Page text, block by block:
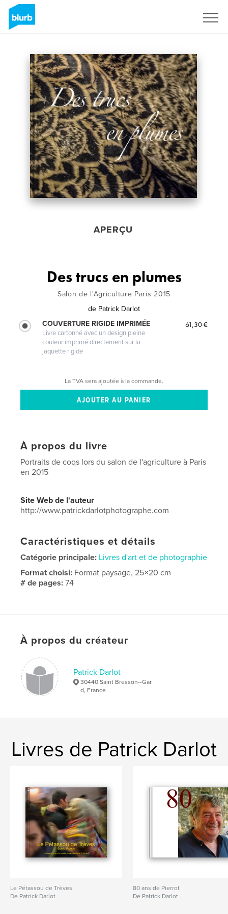
APERÇU
Des trucs en plumes
Salon de l'Agriculture Paris 2015
de Patrick Darlot
COUVERTURE RIGIDE IMPRIMÉE
Livre cartonné avec un design pleine
couleur imprimé directement sur la
jaquette rigide
61,30 €
La TVA sera ajoutée à la commande.
À propos du livre
Portraits de coqs lors du salon de l'agriculture à Paris
en 2015
Site Web de l'auteur
http://www.patrickdarlotphotographe.com
Caractéristiques et détails
Catégorie principale: Livres d'art et de photographie
Format choisi: Format paysage, 25×20 cm
# de pages:74
agriculture , élevage , coqs
À propos du créateur
Patrick Darlot
30440 Saint Bresson--Gar
d, France
Livres de Patrick Darlot
Le Pétassou de Trèves
De Patrick Darlot
80 ans de Pierrot
De Patrick Darlot